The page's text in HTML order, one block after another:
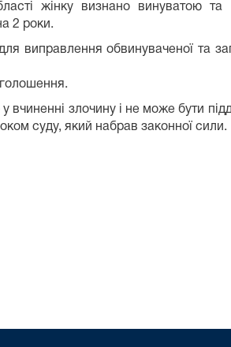
жінку визнано винуватою
2 роки.
для виправленняобвинуваченої та
вчиненні злочину і не може бути
суду, який набрав законної сили.